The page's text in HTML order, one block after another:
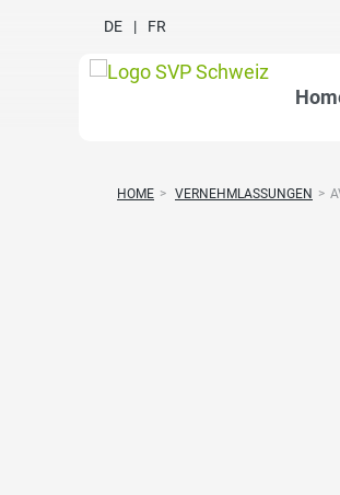
DE FR
HOME > VERNEHMLASSUNGEN >